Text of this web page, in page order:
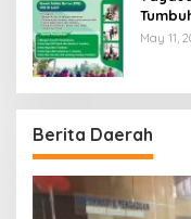
May 11,
Berita Daerah